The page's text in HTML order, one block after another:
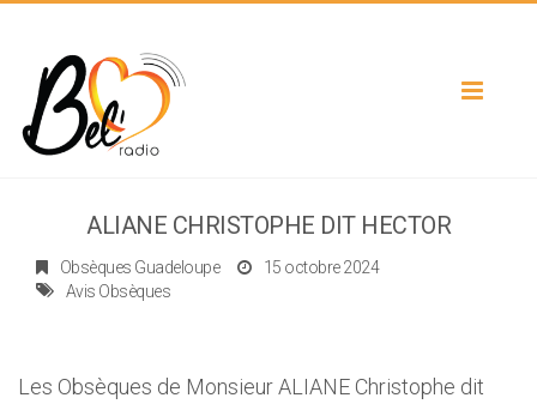
Toggle
ALIANE CHRISTOPHE DIT HECTOR
Obsèques Guadeloupe
15 octobre 2024
Avis Obsèques
Les Obsèques de Monsieur ALIANE Christophe dit